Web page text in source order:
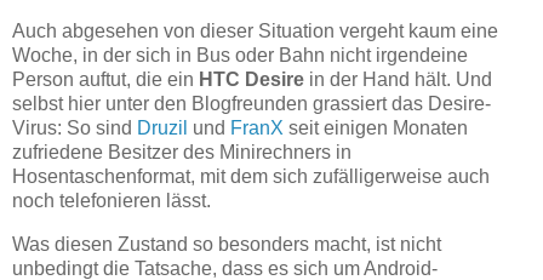
Auch abgesehen von dieser Situation vergeht kaum eine
Woche, in der sich in Bus oder Bahn nicht irgendeine
Person auftut, die ein HTC Desire in der Hand hält. Und
selbst hier unter den Blogfreunden grassiert das Desire-
Virus: So sind Druzil und FranX seit einigen Monaten
zufriedene Besitzer des Minirechners in
Hosentaschenformat, mit dem sich zufälligerweise auch
noch telefonieren lässt.
Was diesen Zustand so besonders macht, ist nicht
unbedingt die Tatsache, dass es sich um Android-